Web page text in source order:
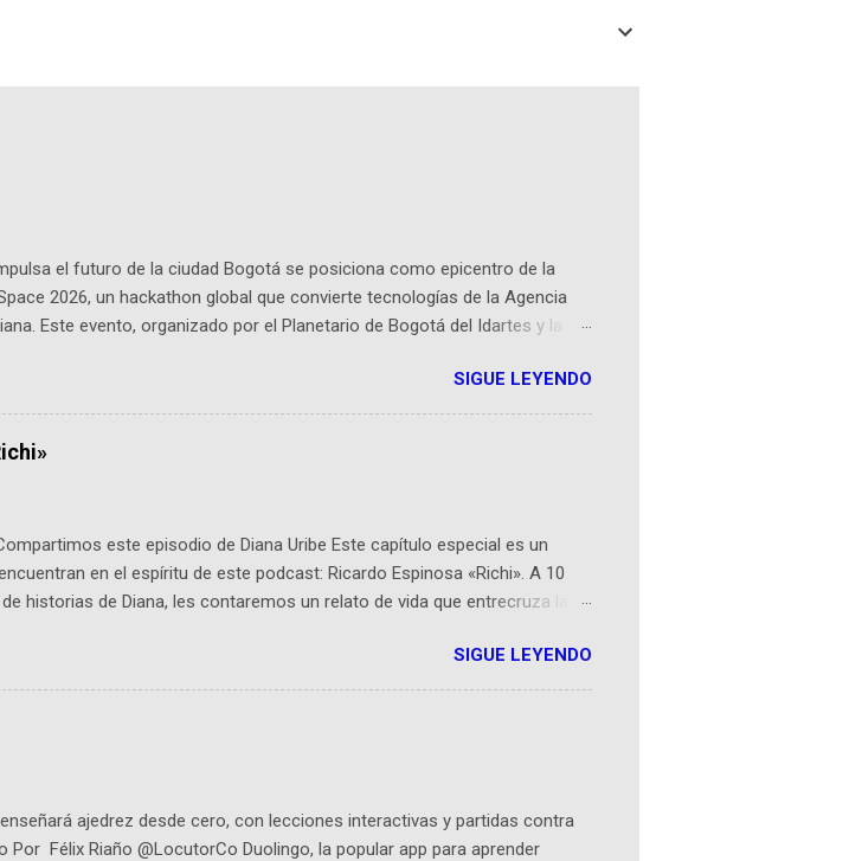
el futuro de la ciudad Bogotá se posiciona como epicentro de la
2026, un hackathon global que convierte tecnologías de la Agencia
Este evento, organizado por el Planetario de Bogotá del Idartes y la
importa en Bogotá ActInSpace es una competencia mundial que opera en
idear startups basadas en tecnologías espaciales como satélites y
de enero a las 10:00 a. m. en el Planetario (calle 26B #5-93), in...
SIGUE LEYENDO
este episodio de Diana Uribe Este capítulo especial es un
en el espíritu de este podcast: Ricardo Espinosa «Richi». A 10
historias de Diana, les contaremos un relato de vida que entrecruza la
del relato viviente que encarna una joven librera de Barichara y de
y sombrero que parecía sacado directamente de una novela de espías
Espinosa: los cómics, las novelas y los libros reunidos por Richi hoy se
Arango ¡Síguenos en nuestras Redes Sociales! Facebook:
SIGUE LEYENDO
ajedrez desde cero, con lecciones interactivas y partidas contra
Por Félix Riaño @LocutorCo Duolingo, la popular app para aprender